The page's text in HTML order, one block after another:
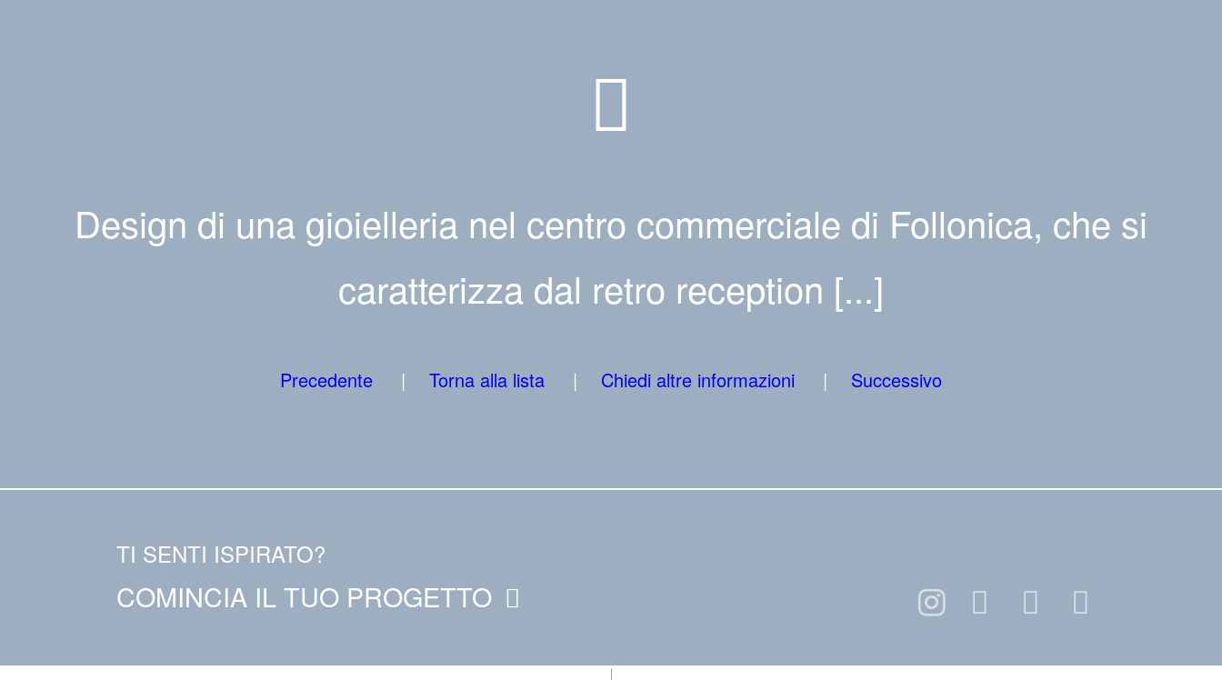
Design di una gioielleria nel centro commerciale di Follonica, che si
caratterizza dal retro reception [...]
Precedente Torna alla lista Chiedi altre informazioni Successivo
TI SENTI ISPIRATO?
COMINCIA IL TUO PROGETTO